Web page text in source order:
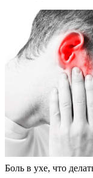
Боль в ухе, что